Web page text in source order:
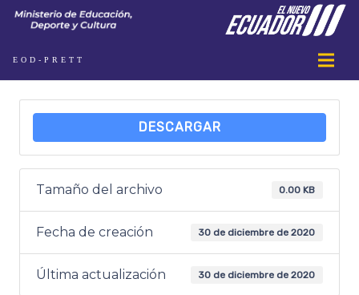
EOD-PRETT
DESCARGAR
Tamaño del archivo 0.00 KB
Fecha de creación 30 de diciembre de 2020
Última actualización 30 de diciembre de 2020